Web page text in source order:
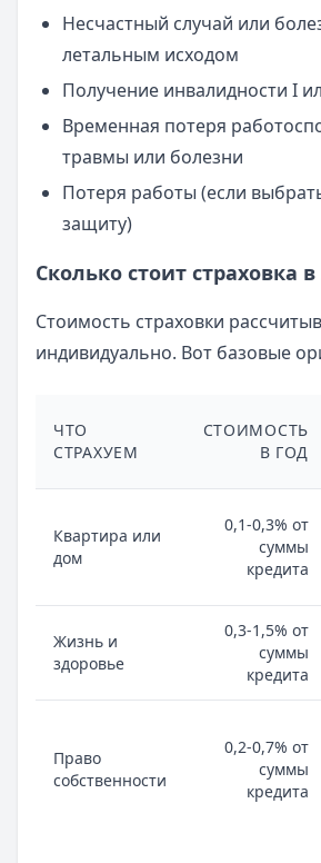
Несчастный случай или
летальным исходом
Получение инвалидности I
Временная потеря
травмы или болезни
Потеря работы (если
защиту)
Сколько стоит страховка в
Стоимость страховки
индивидуально. Вот базовые
ЧТО
СТРАХУЕМ
СТОИМОСТЬ
В ГОД
Квартира или
дом
0,1-0,3% от
суммы
кредита
Жизнь и
здоровье
0,3-1,5% от
суммы
кредита
Право
собственности
0,2-0,7% от
суммы
кредита